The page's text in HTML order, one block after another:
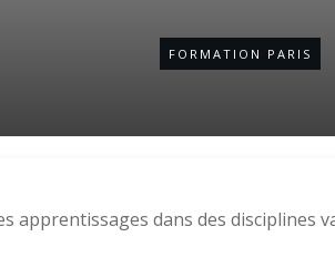
FORMATION PARIS
apprentissages dans des disciplines